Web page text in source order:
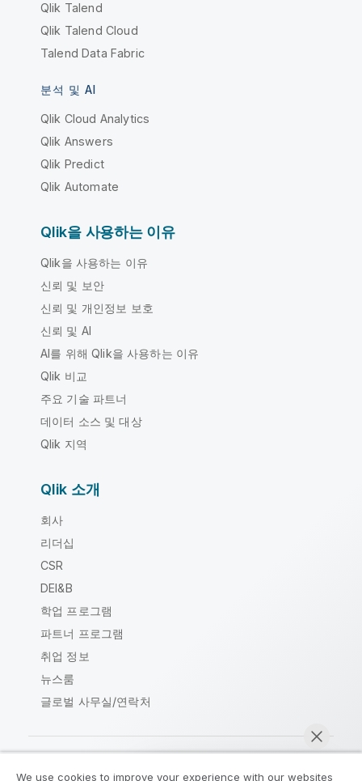
Qlik Talend
Qlik Talend Cloud
Talend Data Fabric
분석 및 AI
Qlik Cloud Analytics
Qlik Answers
Qlik Predict
Qlik Automate
Qlik을 사용하는 이유
Qlik을 사용하는 이유
신뢰 및 보안
신뢰 및 개인정보 보호
신뢰 및 AI
AI를 위해 Qlik을 사용하는 이유
Qlik 비교
주요 기술 파트너
데이터 소스 및 대상
Qlik 지역
Qlik 소개
회사
리더십
CSR
DEI&B
학업 프로그램
파트너 프로그램
취업 정보
뉴스룸
글로벌 사무실/연락처
We use cookies to improve your experience with our websites